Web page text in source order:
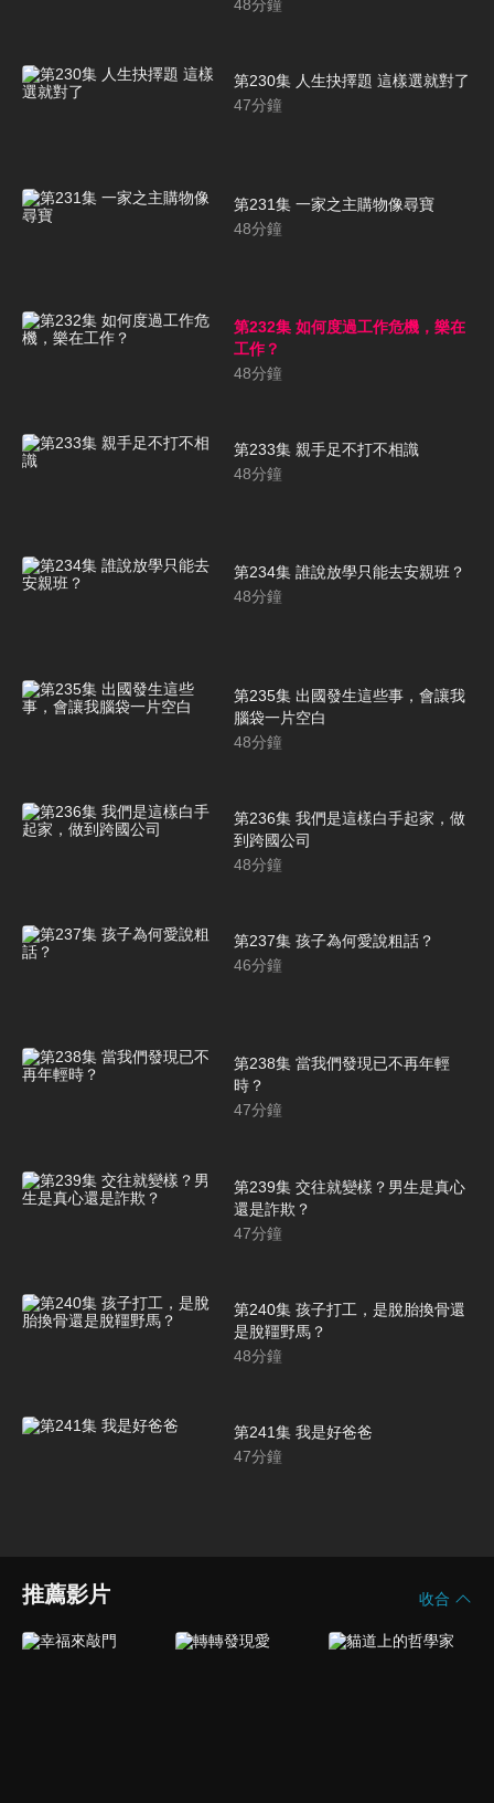
48分鐘
第230集 人生抉擇題 這樣選就對了
47分鐘
第231集 一家之主購物像尋寶
48分鐘
第232集 如何度過工作危機，樂在
工作？
48分鐘
第233集 親手足不打不相識
48分鐘
第234集 誰說放學只能去安親班？
48分鐘
第235集 出國發生這些事，會讓我
腦袋一片空白
48分鐘
第236集 我們是這樣白手起家，做
到跨國公司
48分鐘
第237集 孩子為何愛說粗話？
46分鐘
第238集 當我們發現已不再年輕
時？
47分鐘
第239集 交往就變樣？男生是真心
還是詐欺？
47分鐘
第240集 孩子打工，是脫胎換骨還
是脫韁野馬？
48分鐘
第241集 我是好爸爸
47分鐘
推薦影片 收合